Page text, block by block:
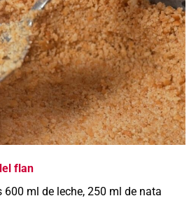
flan
600 ml de leche, 250 ml de nata